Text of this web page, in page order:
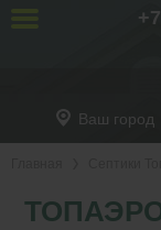
Ваш город